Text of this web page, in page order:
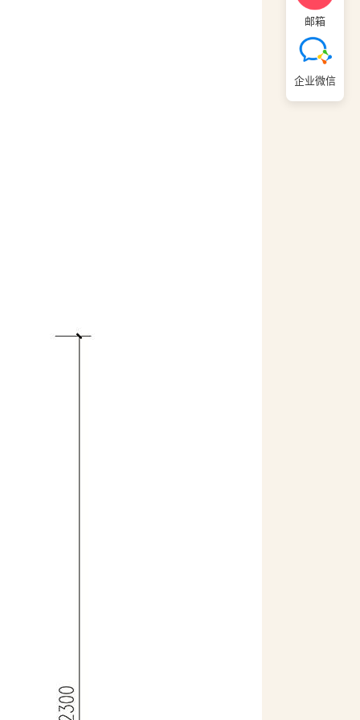
邮箱
企业微信